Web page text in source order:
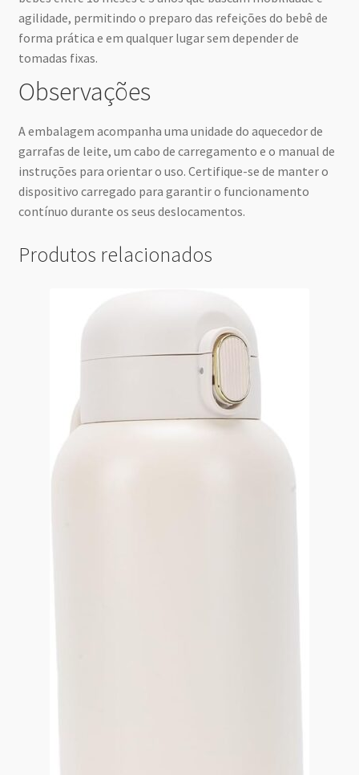
agilidade, permitindo o preparo das refeições do bebê de
forma prática e em qualquer lugar sem depender de
tomadas fixas.
Observações
A embalagem acompanha uma unidade do aquecedor de
garrafas de leite, um cabo de carregamento e o manual de
instruções para orientar o uso. Certifique-se de manter o
dispositivo carregado para garantir o funcionamento
contínuo durante os seus deslocamentos.
Produtos relacionados